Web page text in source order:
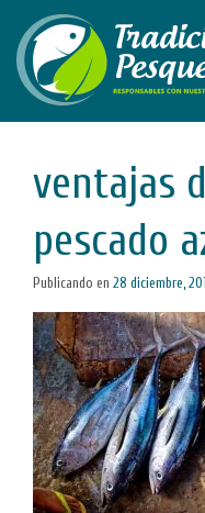
ventajas
pescado
Publicando en 28 diciembre,